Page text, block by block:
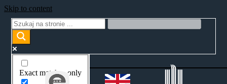
Skip to content
Exact matches only